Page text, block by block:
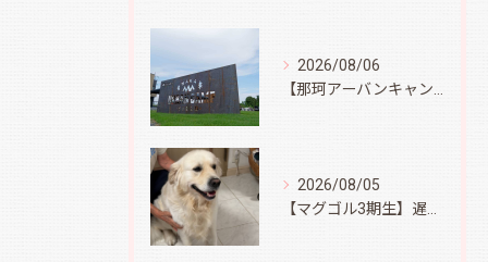
2026/08/06
【那珂アーバンキャンプフィールド】
2026/08/05
【マグゴル3期生】遅ればせながら